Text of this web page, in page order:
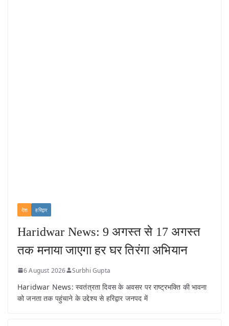
देश हरिद्वार
Haridwar News: 9 अगस्त से 17 अगस्त
तक मनाया जाएगा हर घर तिरंगा अभियान
6 August 2026 Surbhi Gupta
Haridwar News: स्वतंत्रता दिवस के अवसर पर राष्ट्रभक्ति की भावना
को जनता तक पहुंचाने के उद्देश्य से हरिद्वार जनपद में